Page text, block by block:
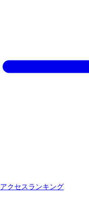
アクセスランキング